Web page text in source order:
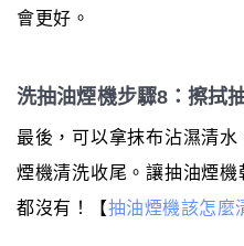
會更好。
洗抽油煙機步驟8：擦拭
最後，可以拿抹布沾濕清
煙機清洗收尾。讓抽油煙
都沒有！【抽油煙機該怎麼